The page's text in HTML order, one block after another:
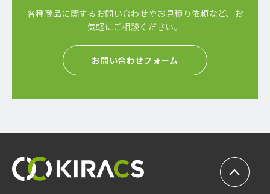
各種商品に関するお問い合わせやお見積り依頼など、
お
気軽にご相談ください。
お問い合わせフォーム